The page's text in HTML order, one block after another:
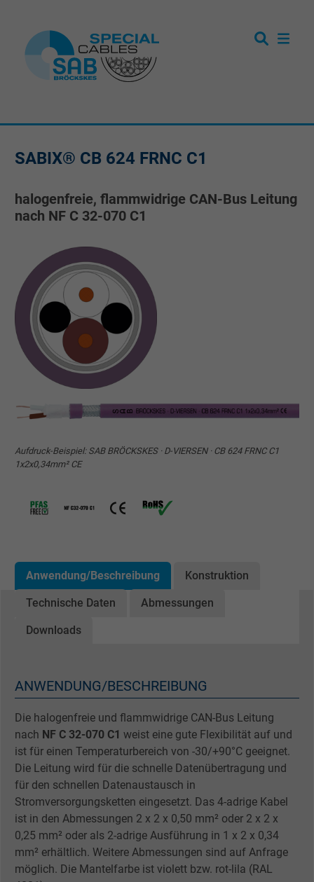
SABIX® CB 624 FRNC C1
halogenfreie, flammwidrige CAN-Bus Leitung
nach NF C 32-070 C1
Aufdruck-Beispiel: SAB BRÖCKSKES · D-VIERSEN · CB 624 FRNC C1
1x2x0,34mm² CE
Anwendung/Beschreibung Konstruktion
Technische Daten Abmessungen
Downloads
ANWENDUNG/BESCHREIBUNG
Die halogenfreie und flammwidrige CAN-Bus Leitung
nach NF C 32-070 C1 weist eine gute Flexibilität auf und
ist für einen Temperaturbereich von -30/+90°C geeignet.
Die Leitung wird für die schnelle Datenübertragung und
für den schnellen Datenaustausch in
Stromversorgungsketten eingesetzt. Das 4-adrige Kabel
ist in den Abmessungen 2 x 2 x 0,50 mm² oder 2 x 2 x
0,25 mm² oder als 2-adrige Ausführung in 1 x 2 x 0,34
mm² erhältlich. Weitere Abmessungen sind auf Anfrage
möglich. Die Mantelfarbe ist violett bzw. rot-lila (RAL